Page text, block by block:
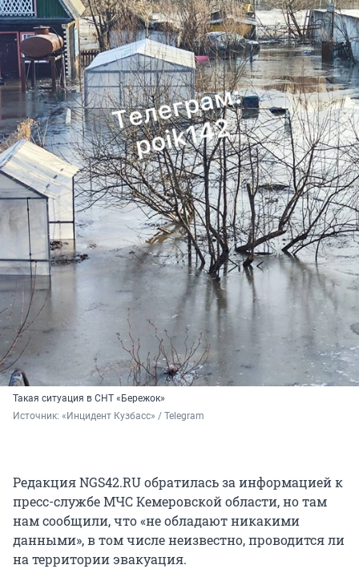
Такая ситуация в СНТ «Бережок»
Источник: «Инцидент Кузбасс» / Telegram
Редакция NGS42.RU обратилась за информацией к
пресс-службе МЧС Кемеровской области, но там
нам сообщили, что «не обладают никакими
данными», в том числе неизвестно, проводится ли
на территории эвакуация.